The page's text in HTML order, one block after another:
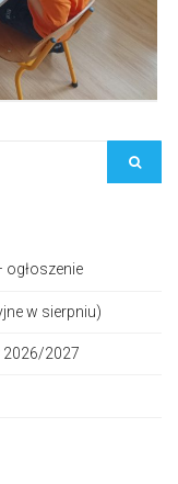
ogłoszenie
w sierpniu)
2026/2027